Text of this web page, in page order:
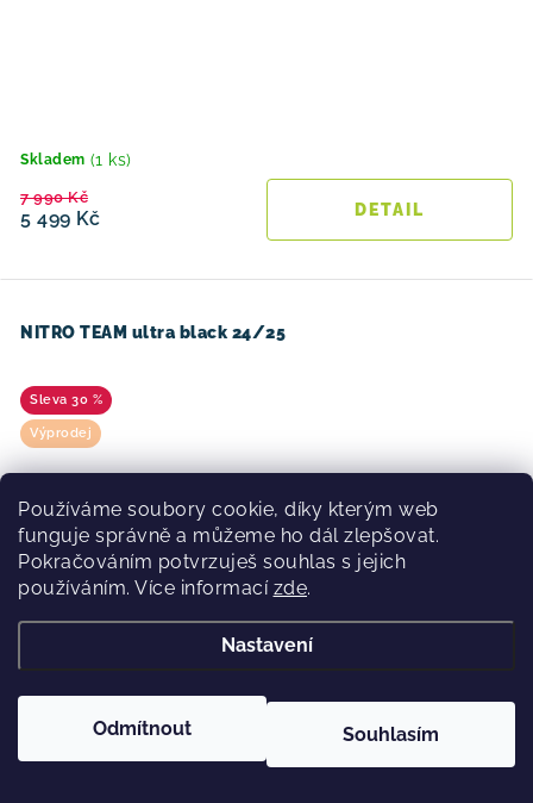
Používáme soubory cookie, díky kterým web
funguje správně a můžeme ho dál zlepšovat.
Pokračováním potvrzuješ souhlas s jejich
používáním. Více informací zde.
Nastavení
Odmítnout Souhlasím
Skladem (1 ks)
5 499 Kč
7 990 Kč
NITRO TEAM ultra black 24/25
30 %
Výprodej